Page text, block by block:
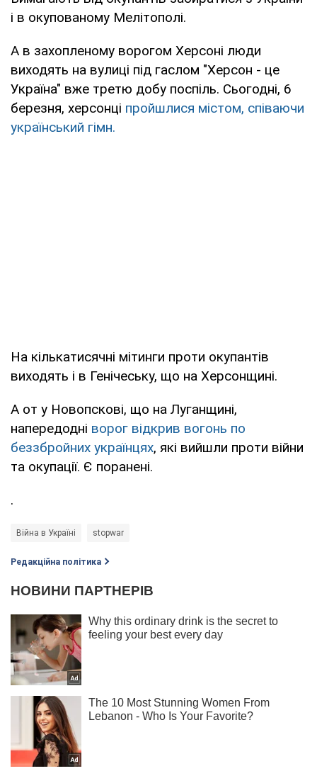
і в окупованому Мелітополі.
А в захопленому ворогом Херсоні люди
виходять на вулиці під гаслом "Херсон - це
Україна" вже третю добу поспіль. Сьогодні, 6
березня, херсонці пройшлися містом, співаючи
український гімн.
На кількатисячні мітинги проти окупантів
виходять і в Генічеську, що на Херсонщині.
А от у Новопскові, що на Луганщині,
напередодні ворог відкрив вогонь по
беззбройних українцях, які вийшли проти війни
та окупації. Є поранені.
.
Війна в Україні stopwar
Редакційна політика